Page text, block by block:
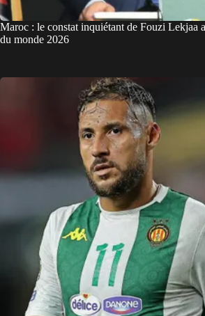
Maroc : le constat inquiétant de Fouzi Lekjaa
du monde 2026